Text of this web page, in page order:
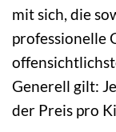
mit sich, die
professionelle
Generell gilt:
der Preis pro